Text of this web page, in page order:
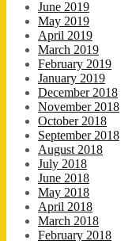
June 2019
May 2019
April 2019
March 2019
February 2019
January 2019
December 2018
November 2018
October 2018
September 2018
August 2018
July 2018
June 2018
May 2018
April 2018
March 2018
February 2018